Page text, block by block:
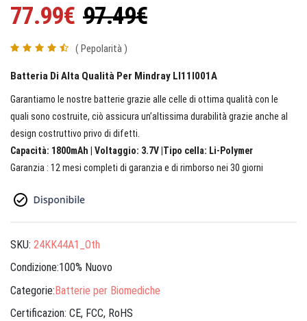
77.99€ 97.49€
( Pepolarità )
Batteria Di Alta Qualità Per Mindray LI11I001A
Garantiamo le nostre batterie grazie alle celle di ottima qualità con le
quali sono costruite, ciò assicura un’altissima durabilità grazie anche al
design costruttivo privo di difetti.
Capacità: 1800mAh | Voltaggio: 3.7V |Tipo cella: Li-Polymer
Garanzia : 12 mesi completi di garanzia e di rimborso nei 30 giorni
SKU: 24KK44A1_Oth
Condizione:100% Nuovo
Categorie:Batterie per Biomediche
Certificazion: CE, FCC, RoHS